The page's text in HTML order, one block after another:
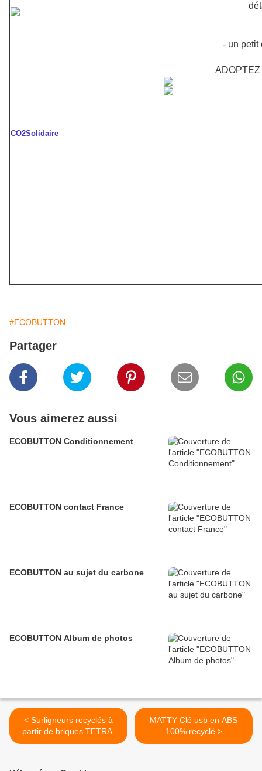
CO2Solidaire
- un petit
#ECOBUTTON
Partager
Vous aimerez aussi
ECOBUTTON Conditionnement
ECOBUTTON contact France
ECOBUTTON au sujet du carbone
ECOBUTTON Album de photos
< Surligneurs recyclés à
partir de briques TETRA,
fabrication Européenne.
MATTY Clé usb en ABS
100% recyclé >